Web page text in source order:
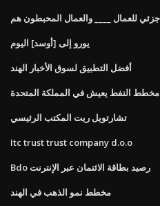
يورو إلى [أوسد] اليوم
أفضل التطبيق لسوق الأخبار الهند
مخطط النفط يعيش في المملكة المتحدة
تشارتويل ريت المكتب الرئيسي
Itc trust trust company d.o.o
Bdo رصيد بطاقة الائتمان عبر الإنترنت
مخطط نمو الذهب في الهند